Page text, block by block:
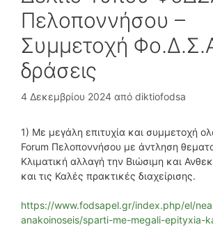
Πελοποννήσου –
Συμμετοχή
δράσεις
4 Δεκεμβρίου 2024 από diktiofodsa
1) Με μεγάλη επιτυχία και συμμετοχή
Forum Πελοποννήσου με άντληση
Κλιματική αλλαγή την Βιώσιμη και
και τις Καλές πρακτικές διαχείρισης.
https://www.fodsapel.gr/index.php/el/
anakoinoseis/sparti-me-megali-epityxia-